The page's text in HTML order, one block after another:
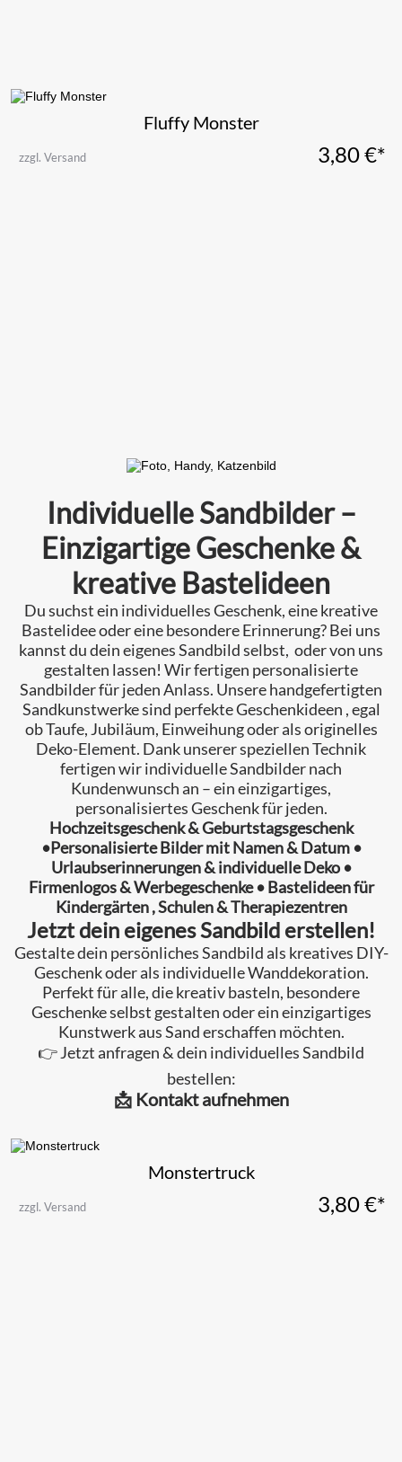
Fluffy Monster
zzgl. Versand 3,80€*
Individuelle Sandbilder –
Einzigartige Geschenke &
kreative Bastelideen
Du suchst ein individuelles Geschenk, eine kreative
Bastelidee oder eine besondere Erinnerung? Bei uns
kannst du dein eigenes Sandbild selbst, oder von uns
gestalten lassen! Wir fertigen personalisierte
Sandbilder für jeden Anlass. Unsere handgefertigten
Sandkunstwerke sind perfekte Geschenkideen , egal
ob Taufe, Jubiläum, Einweihung oder als originelles
Deko-Element. Dank unserer speziellen Technik
fertigen wir individuelle Sandbilder nach
Kundenwunsch an – ein einzigartiges,
personalisiertes Geschenk für jeden.
Hochzeitsgeschenk & Geburtstagsgeschenk
•Personalisierte Bilder mit Namen & Datum •
Urlaubserinnerungen & individuelle Deko •
Firmenlogos & Werbegeschenke • Bastelideen für
Kindergärten , Schulen & Therapiezentren
Jetzt dein eigenes Sandbild erstellen!
Gestalte dein persönliches Sandbild als kreatives DIY-
Geschenk oder als individuelle Wanddekoration.
Perfekt für alle, die kreativ basteln, besondere
Geschenke selbst gestalten oder ein einzigartiges
Kunstwerk aus Sand erschaffen möchten.
👉 Jetzt anfragen & dein individuelles Sandbild
bestellen:
📩 Kontakt aufnehmen
Monstertruck
zzgl. Versand 3,80€*